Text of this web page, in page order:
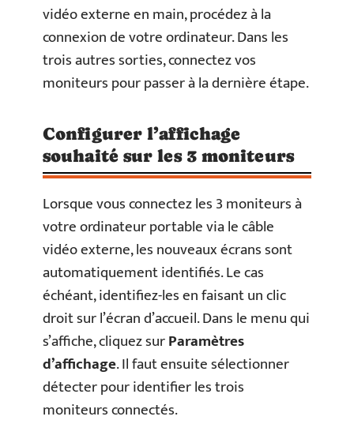
vidéo externe en main, procédez à la
connexion de votre ordinateur. Dans les
trois autres sorties, connectez vos
moniteurs pour passer à la dernière étape.
Configurer l’affichage
souhaité sur les 3 moniteurs
Lorsque vous connectez les 3 moniteurs à
votre ordinateur portable via le câble
vidéo externe, les nouveaux écrans sont
automatiquement identifiés. Le cas
échéant, identifiez-les en faisant un clic
droit sur l’écran d’accueil. Dans le menu qui
s’affiche, cliquez surParamètres
d’affichage. Il faut ensuite sélectionner
détecter pour identifier les trois
moniteurs connectés.